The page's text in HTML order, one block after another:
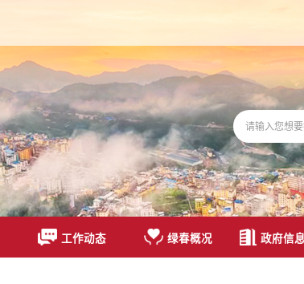
工作动态 绿春概况 政府信